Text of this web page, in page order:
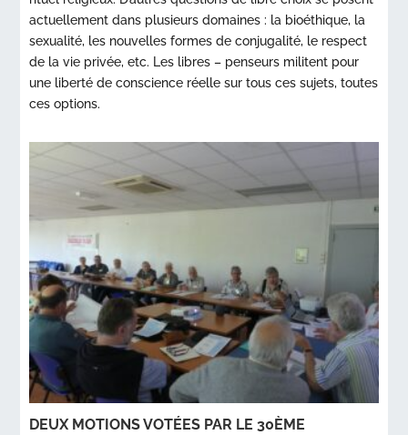
actuellement dans plusieurs domaines : la bioéthique, la
sexualité, les nouvelles formes de conjugalité, le respect
de la vie privée, etc. Les libres – penseurs militent pour
une liberté de conscience réelle sur tous ces sujets, toutes
ces options.
DEUX MOTIONS VOTÉES PAR LE 30ÈME